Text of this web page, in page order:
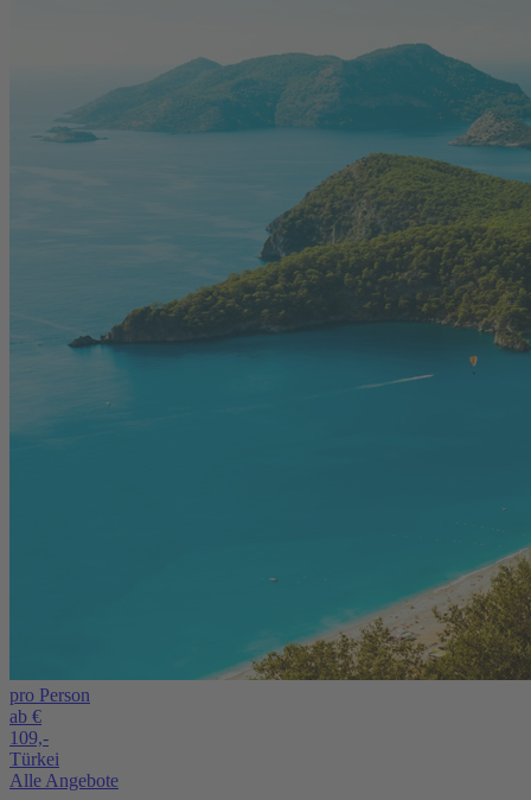
pro Person
ab €
109,-
Türkei
Alle Angebote